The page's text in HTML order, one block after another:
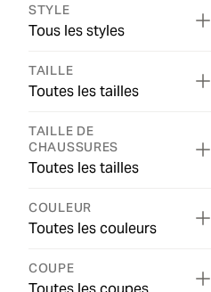
STYLE
Tous les styles
TAILLE
Toutes les tailles
TAILLE DE
CHAUSSURES
Toutes les tailles
COULEUR
Toutes les couleurs
COUPE